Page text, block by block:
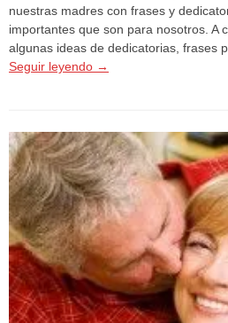
nuestras madres con frases y
importantes que son para nosotros. A
algunas ideas de dedicatorias, frases
Seguir leyendo →